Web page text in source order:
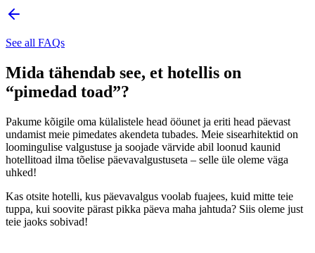
See all FAQs
Mida tähendab see, et hotellis on
“pimedad toad”?
Pakume kõigile oma külalistele head ööunet ja eriti head päevast
undamist meie pimedates akendeta tubades. Meie sisearhitektid on
loomingulise valgustuse ja soojade värvide abil loonud kaunid
hotellitoad ilma tõelise päevavalgustuseta – selle üle oleme väga
uhked!
Kas otsite hotelli, kus päevavalgus voolab fuajees, kuid mitte teie
tuppa, kui soovite pärast pikka päeva maha jahtuda? Siis oleme just
teie jaoks sobivad!